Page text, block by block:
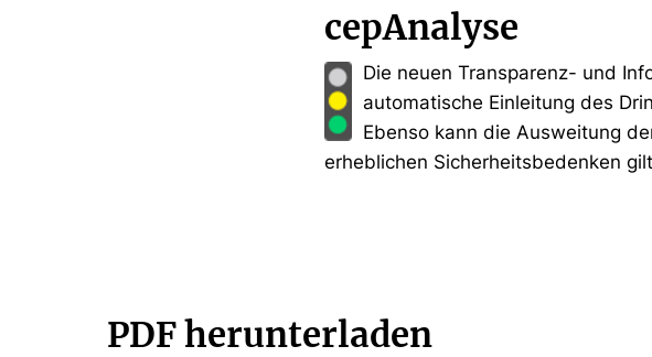
cepAnalyse
Die neuen Transparenz- und
automatische Einleitung des
Ebenso kann die Ausweitung
erheblichen Sicherheitsbedenken
PDF herunterladen